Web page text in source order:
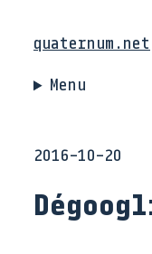
quaternum.net
Menu
2016-10-20